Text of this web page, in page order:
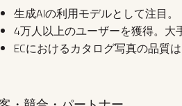
生成AIの利用モデルとして注目。
4万人以上のユーザーを獲得。大
ECにおけるカタログ写真の品質